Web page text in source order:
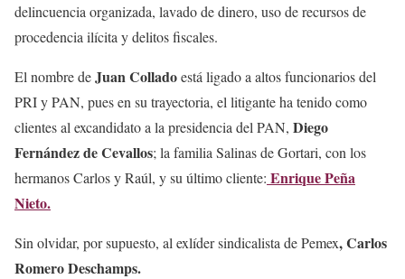
delincuencia organizada, lavado de dinero, uso de recursos de
procedencia ilícita y delitos fiscales.
El nombre deJuan Colladoestá ligado a altos funcionarios del
PRI y PAN, pues en su trayectoria, el litigante ha tenido como
clientes al excandidato a la presidencia del PAN, Diego
Fernández de Cevallos; la familia Salinas de Gortari, con los
hermanos Carlos y Raúl, y su último cliente: Enrique Peña
Nieto.
Sin olvidar, por supuesto, al exlíder sindicalista de Pemex, Carlos
Romero Deschamps.